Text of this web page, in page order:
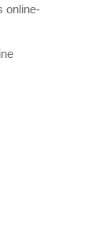
online-